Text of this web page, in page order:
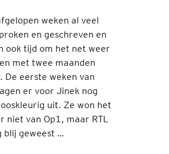
weken al veel
en geschreven en
ook tijd om het net weer
met twee maanden
De eerste weken van
er voor Jinek nog
uit. Ze won het
niet van Op1, maar RTL
blij geweest …